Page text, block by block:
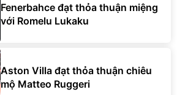
Fenerbahce đạt thỏa thuận miệng
với Romelu Lukaku
Aston Villa đạt thỏa thuận chiêu
mộ Matteo Ruggeri